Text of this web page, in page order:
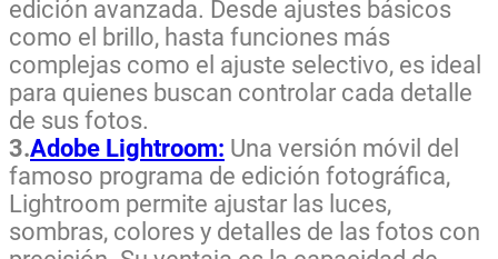
edición avanzada. Desde ajustes básicos
como el brillo, hasta funciones más
complejas como el ajuste selectivo, es ideal
para quienes buscan controlar cada detalle
de sus fotos.
3.Adobe Lightroom: Una versión móvil del
famoso programa de edición fotográfica,
Lightroom permite ajustar las luces,
sombras, colores y detalles de las fotos con